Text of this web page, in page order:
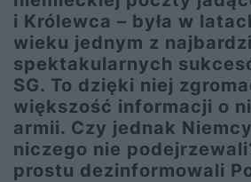
i Królewca – była w
wieku jednym z
spektakularnych
SG. To dzięki niej
większość informacji o
armii. Czy jednak
niczego nie
prostu dezinformowali